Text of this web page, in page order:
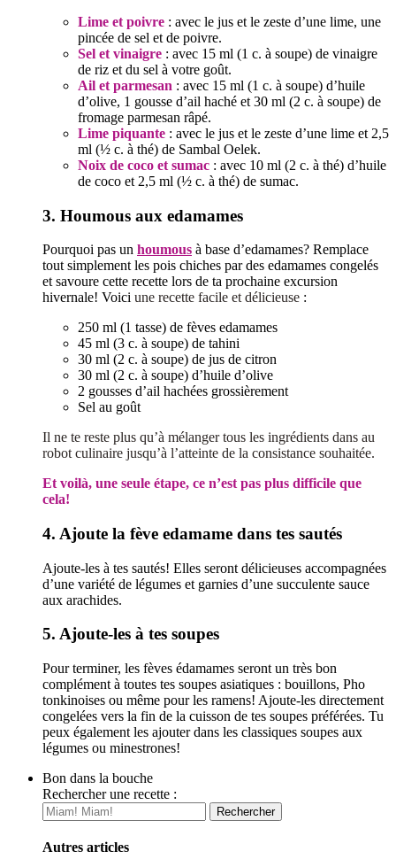
Lime et poivre : avec le jus et le zeste d’une lime, une
pincée de sel et de poivre.
Sel et vinaigre : avec 15 ml (1 c. à soupe) de vinaigre
de riz et du sel à votre goût.
Ail et parmesan : avec 15 ml (1 c. à soupe) d’huile
d’olive, 1 gousse d’ail haché et 30 ml (2 c. à soupe) de
fromage parmesan râpé.
Lime piquante : avec le jus et le zeste d’une lime et 2,5
ml (½ c. à thé) de Sambal Oelek.
Noix de coco et sumac : avec 10 ml (2 c. à thé) d’huile
de coco et 2,5 ml (½ c. à thé) de sumac.
3. Houmous aux edamames
Pourquoi pas un houmous à base d’edamames? Remplace
tout simplement les pois chiches par des edamames congelés
et savoure cette recette lors de ta prochaine excursion
hivernale! Voici une recette facile et délicieuse :
250 ml (1 tasse) de fèves edamames
45 ml (3 c. à soupe) de tahini
30 ml (2 c. à soupe) de jus de citron
30 ml (2 c. à soupe) d’huile d’olive
2 gousses d’ail hachées grossièrement
Sel au goût
Il ne te reste plus qu’à mélanger tous les ingrédients dans au
robot culinaire jusqu’à l’atteinte de la consistance souhaitée.
Et voilà, une seule étape, ce n’est pas plus difficile que
cela!
4. Ajoute la fève edamame dans tes sautés
Ajoute-les à tes sautés! Elles seront délicieuses accompagnées
d’une variété de légumes et garnies d’une succulente sauce
aux arachides.
5. Ajoute-les à tes soupes
Pour terminer, les fèves édamames seront un très bon
complément à toutes tes soupes asiatiques : bouillons, Pho
tonkinoises ou même pour les ramens! Ajoute-les directement
congelées vers la fin de la cuisson de tes soupes préférées. Tu
peux également les ajouter dans les classiques soupes aux
légumes ou minestrones!
Bon dans la bouche
Rechercher une recette :
Autres articles